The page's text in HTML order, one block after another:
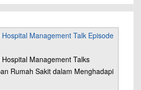
Hospital Management Talk Episode
Hospital Management Talks
Rumah Sakit dalam Menghadapi